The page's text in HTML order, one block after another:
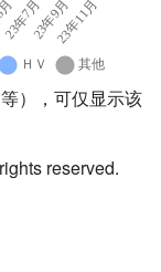
等），可仅显示该
reserved.